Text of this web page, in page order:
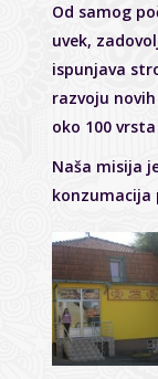
Od samog
uvek,
ispunjava
razvoju
oko 100
Naša misija
konzumacija